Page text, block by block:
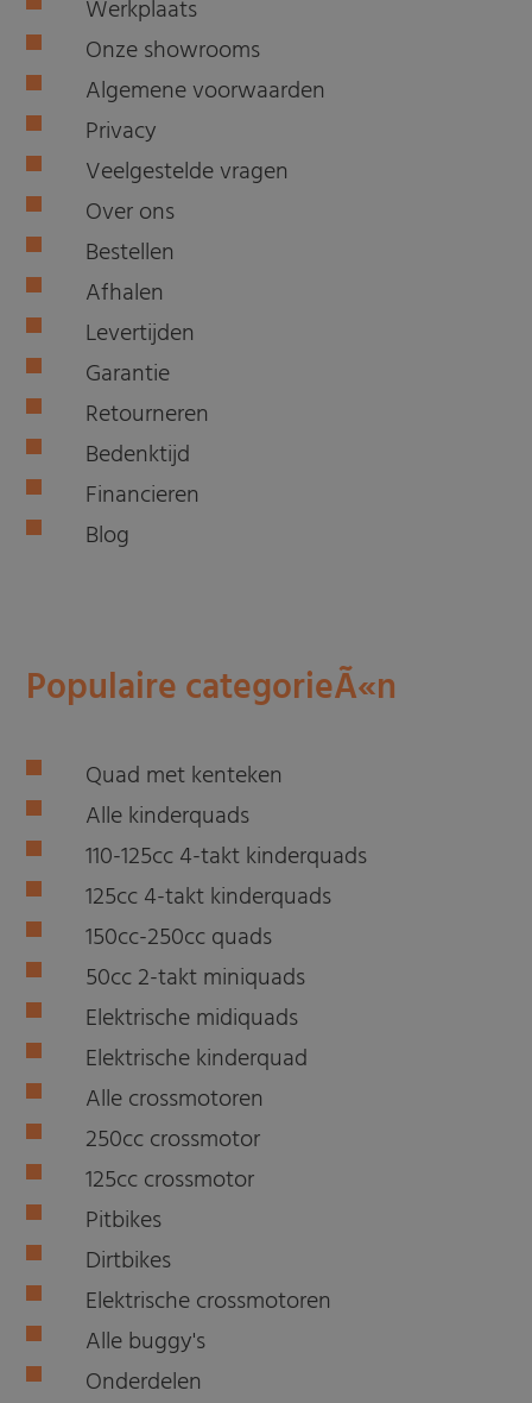
Werkplaats
Onze showrooms
Algemene voorwaarden
Privacy
Veelgestelde vragen
Over ons
Bestellen
Afhalen
Levertijden
Garantie
Retourneren
Bedenktijd
Financieren
Blog
Populaire categorieÃ«n
Quad met kenteken
Alle kinderquads
110-125cc 4-takt kinderquads
125cc 4-takt kinderquads
150cc-250cc quads
50cc 2-takt miniquads
Elektrische midiquads
Elektrische kinderquad
Alle crossmotoren
250cc crossmotor
125cc crossmotor
Pitbikes
Dirtbikes
Elektrische crossmotoren
Alle buggy's
Onderdelen